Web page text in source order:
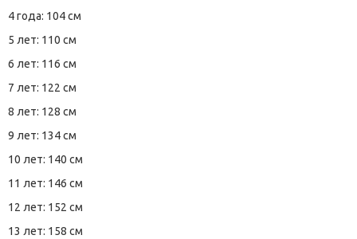
4 года: 104 см
5 лет: 110 см
6 лет: 116 см
7 лет: 122 см
8 лет: 128 см
9 лет: 134 см
10 лет: 140 см
11 лет: 146 см
12 лет: 152 см
13 лет: 158 см